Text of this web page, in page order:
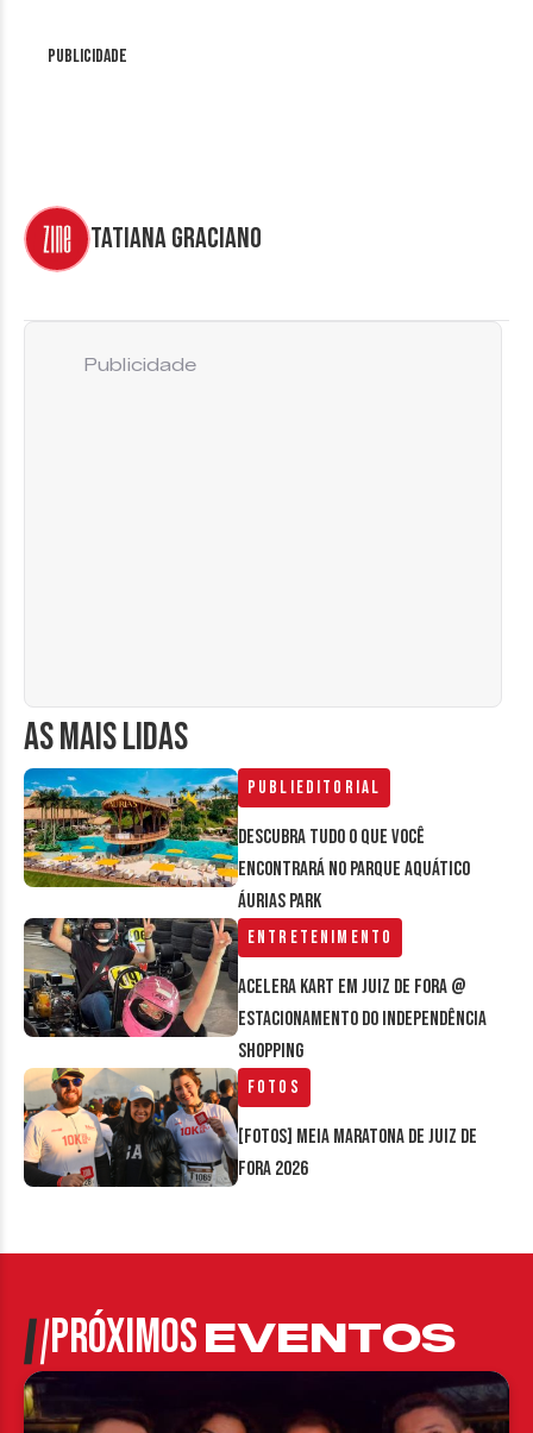
Publicidade
Tatiana Graciano
AS MAIS LIDAS
Publieditorial
Descubra tudo o que você
encontrará no parque aquático
Áurias Park
Entretenimento
Acelera Kart em Juiz de Fora @
estacionamento do Independência
Shopping
Fotos
[FOTOS] Meia Maratona de Juiz de
Fora 2026
Publicidade
PRÓXIMOSEVENTOS